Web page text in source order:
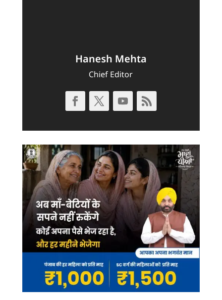
Hanesh Mehta
Chief Editor